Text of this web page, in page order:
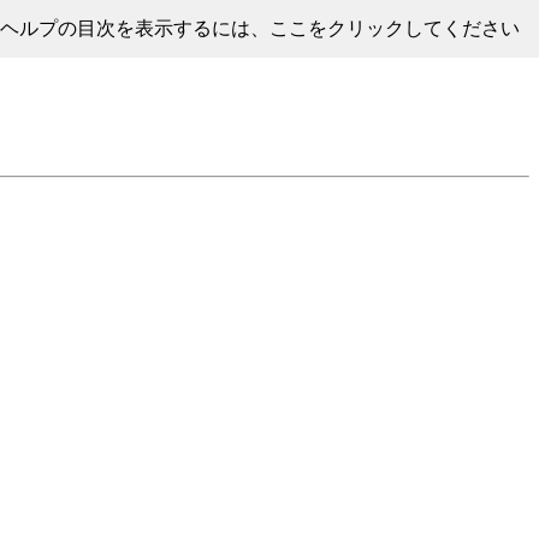
ルプの目次を表示するには、ここをクリックしてください